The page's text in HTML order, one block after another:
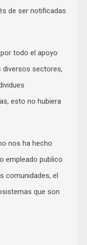
de ser notificadas
todo el apoyo
diversos sectores,
esto no hubiera
nos ha hecho
empleado publico
comunidades, el
que son